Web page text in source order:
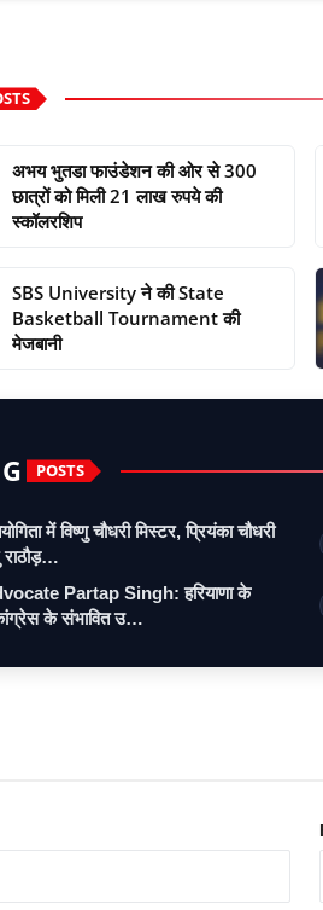
अभय भुतडा फाउंडेशन की ओर से 300
छात्रों को मिली 21 लाख रुपये की
स्कॉलरशिप
SBS University ने की State
Basketball Tournament की
मेजबानी
POSTS
में विष्णु चौधरी मिस्टर, प्रियंका चौधरी
Partap Singh: हरियाणा के
के संभावित उ…